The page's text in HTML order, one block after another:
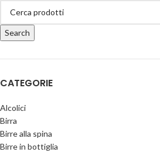
Search
CATEGORIE
Alcolici
Birra
Birre alla spina
Birre in bottiglia